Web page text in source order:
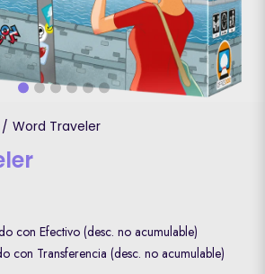
/ Word Traveler
con Efectivo (desc. no acumulable)
con Transferencia (desc. no acumulable)